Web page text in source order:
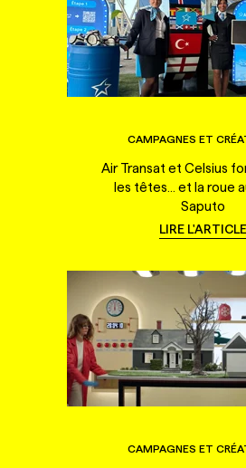
CAMPAGNES ET
Air Transat et Celsius
les têtes... et la roue
Saputo
LIRE L'ARTICLE
CAMPAGNES ET